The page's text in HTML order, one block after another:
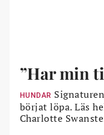
”Har min
HUNDAR
börjat löpa. Läs
Charlotte